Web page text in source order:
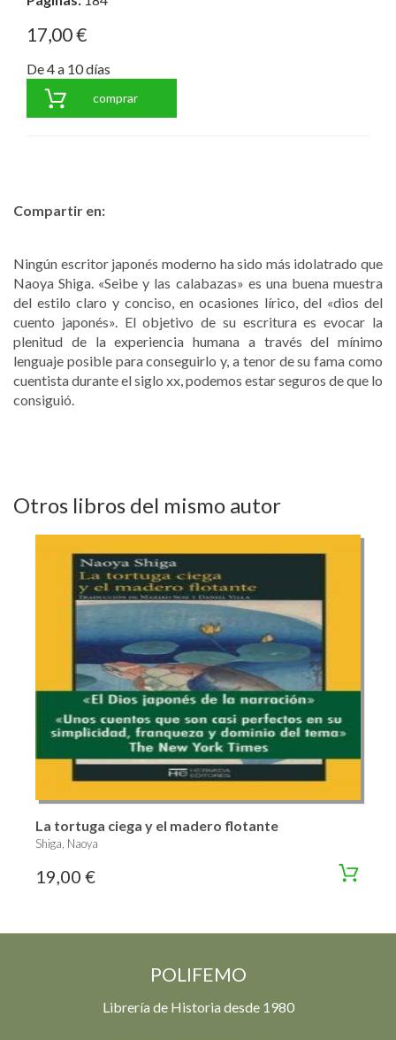
17,00 €
De 4 a 10 días
comprar
Compartir en:
Ningún escritor japonés moderno ha sido más idolatrado que
Naoya Shiga. «Seibe y las calabazas» es una buena muestra
del estilo claro y conciso, en ocasiones lírico, del «dios del
cuento japonés». El objetivo de su escritura es evocar la
plenitud de la experiencia humana a través del mínimo
lenguaje posible para conseguirlo y, a tenor de su fama como
cuentista durante el siglo xx, podemos estar seguros de que lo
consiguió.
Otros libros del mismo autor
La tortuga ciega y el madero flotante
Shiga, Naoya
19,00 €
POLIFEMO
Librería de Historia desde 1980